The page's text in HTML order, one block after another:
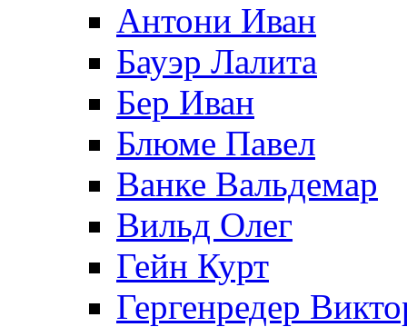
Антони Иван
Бауэр Лалита
Бер Иван
Блюме Павел
Ванке Вальдемар
Вильд Олег
Гейн Курт
Гергенредер